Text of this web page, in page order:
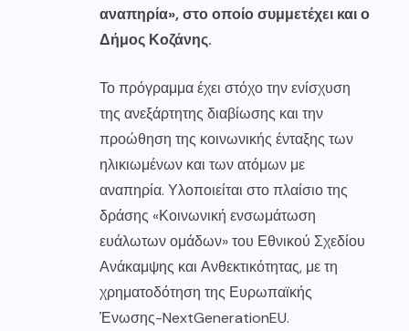
αναπηρία», στο οποίο συμμετέχει και ο
Δήμος Κοζάνης.
Το πρόγραμμα έχει στόχο την ενίσχυση
της ανεξάρτητης διαβίωσης και την
προώθηση της κοινωνικής ένταξης των
ηλικιωμένων και των ατόμων με
αναπηρία. Υλοποιείται στο πλαίσιο της
δράσης «Κοινωνική ενσωμάτωση
ευάλωτων ομάδων» του Εθνικού Σχεδίου
Ανάκαμψης και Ανθεκτικότητας, με τη
χρηματοδότηση της Ευρωπαϊκής
Ένωσης-NextGenerationEU.